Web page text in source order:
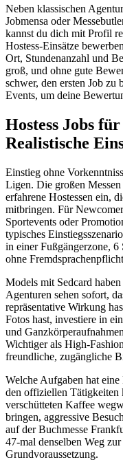
Neben klassischen
Jobmensa oder
kannst du dich mit Profil
Hostess-Einsätze
Ort, Stundenanzahl und
groß, und ohne gute
schwer, den ersten Job zu
Events, um deine
Hostess Jobs
Realistische
Einstieg ohne
Ligen. Die großen
erfahrene Hostessen ein,
mitbringen. Für
Sportevents oder
typisches
in einer Fußgängerzone,
ohne
Models mit Sedcard
Agenturen sehen sofort,
repräsentative Wirkung
Fotos hast, investiere in
und
Wichtiger als High-
freundliche, zugängliche
Welche Aufgaben hat
den offiziellen Tätigkeiten
verschütteten Kaffee
bringen, aggressive
auf der Buchmesse
47-mal denselben Weg
Grundvoraussetzung.